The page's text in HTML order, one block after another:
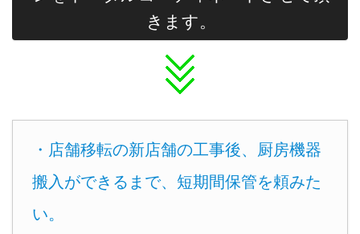
きます。
・店舗移転の新店舗の工事後、厨房機器
搬入ができるまで、短期間保管を頼みた
い。